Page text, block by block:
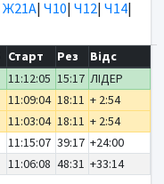
Ж21А| Ч10| Ч12| Ч14|
Старт Рез
Відс
11:12:05 15:17 ЛІДЕР
11:09:04 18:11 + 2:54
11:03:04 18:11 + 2:54
11:15:07 39:17 +24:00
11:06:08 48:31 +33:14